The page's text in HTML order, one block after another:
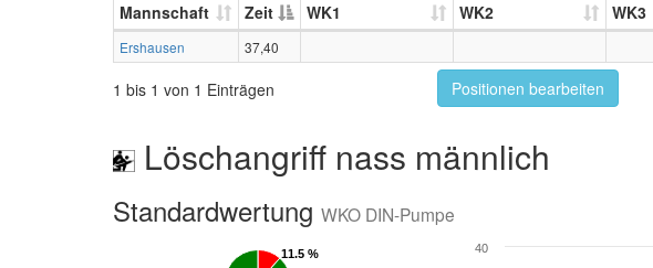
Mannschaft Zeit WK1 WK2 WK3
Ershausen 37,40
1 bis 1 von 1 Einträgen Positionen bearbeiten
Löschangriff nass männlich
Standardwertung WKO DIN-Pumpe
11.5 %
11.5 % 40